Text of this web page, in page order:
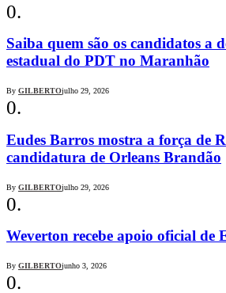
Saiba quem são os candidatos a
estadual do PDT no Maranhão
By GILBERTOjulho 29, 2026
Eudes Barros mostra a força de
candidatura de Orleans Brandão
By GILBERTOjulho 29, 2026
Weverton recebe apoio oficial de
By GILBERTOjunho 3, 2026